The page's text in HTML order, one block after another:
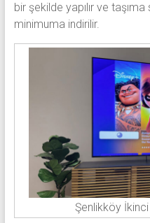
bir şekilde yapılır ve
minimuma indirilir.
Şenlikköy